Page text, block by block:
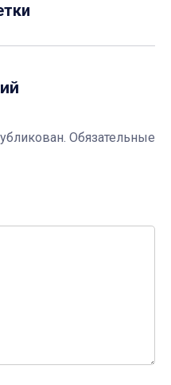
Обязательные